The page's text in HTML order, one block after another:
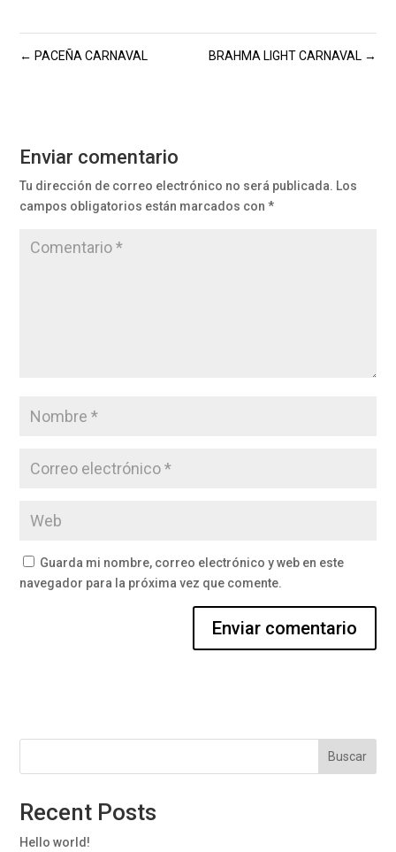
← PACEÑA CARNAVAL BRAHMA LIGHT CARNAVAL →
Enviar comentario
Tu dirección de correo electrónico no será publicada. Los
campos obligatorios están marcados con*
Guarda mi nombre, correo electrónico y web en este
navegador para la próxima vez que comente.
Buscar
Recent Posts
Hello world!